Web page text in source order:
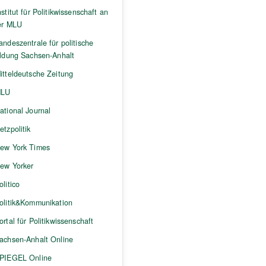
für Politikwissenschaft an
MLU
für politische
Sachsen-Anhalt
Zeitung
Journal
York Times
Yorker
für Politikwissenschaft
Anhalt Online
Online